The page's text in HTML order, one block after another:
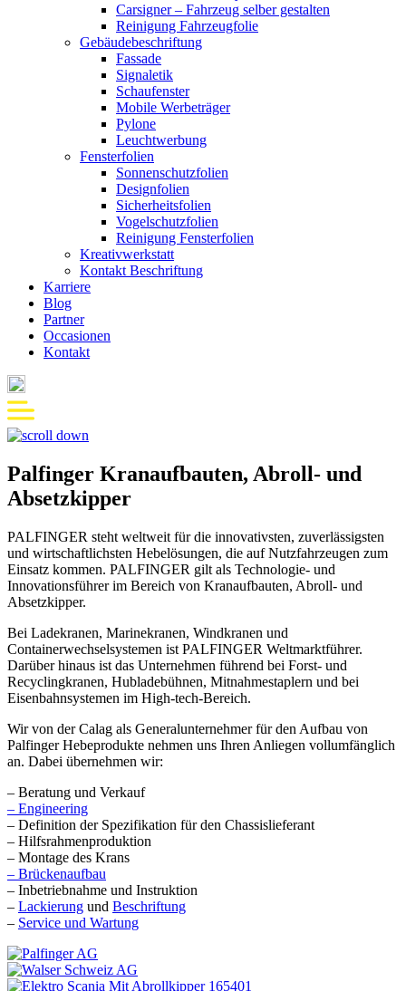
Carsigner – Fahrzeug selber gestalten
Reinigung Fahrzeugfolie
Gebäudebeschriftung
Fassade
Signaletik
Schaufenster
Mobile Werbeträger
Pylone
Leuchtwerbung
Fensterfolien
Sonnenschutzfolien
Designfolien
Sicherheitsfolien
Vogelschutzfolien
Reinigung Fensterfolien
Kreativwerkstatt
Kontakt Beschriftung
Karriere
Blog
Partner
Occasionen
Kontakt
Palfinger Kranaufbauten, Abroll- und
Absetzkipper
PALFINGER steht weltweit für die innovativsten, zuverlässigsten
und wirtschaftlichsten Hebelösungen, die auf Nutzfahrzeugen zum
Einsatz kommen. PALFINGER gilt als Technologie- und
Innovationsführer im Bereich von Kranaufbauten, Abroll- und
Absetzkipper.
Bei Ladekranen, Marinekranen, Windkranen und
Containerwechselsystemen ist PALFINGER Weltmarktführer.
Darüber hinaus ist das Unternehmen führend bei Forst- und
Recyclingkranen, Hubladebühnen, Mitnahmestaplern und bei
Eisenbahnsystemen im High-tech-Bereich.
Wir von der Calag als Generalunternehmer für den Aufbau von
Palfinger Hebeprodukte nehmen uns Ihren Anliegen vollumfänglich
an. Dabei übernehmen wir:
– Beratung und Verkauf
– Engineering
– Definition der Spezifikation für den Chassislieferant
– Hilfsrahmenproduktion
– Montage des Krans
– Brückenaufbau
– Inbetriebnahme und Instruktion
– Lackierung und Beschriftung
– Service und Wartung